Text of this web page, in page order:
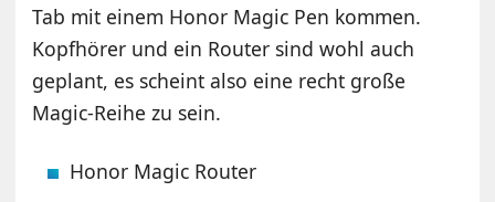
Tab mit einem Honor Magic Pen kommen.
Kopfhörer und ein Router sind wohl auch
geplant, es scheint also eine recht große
Magic-Reihe zu sein.
Honor Magic Router